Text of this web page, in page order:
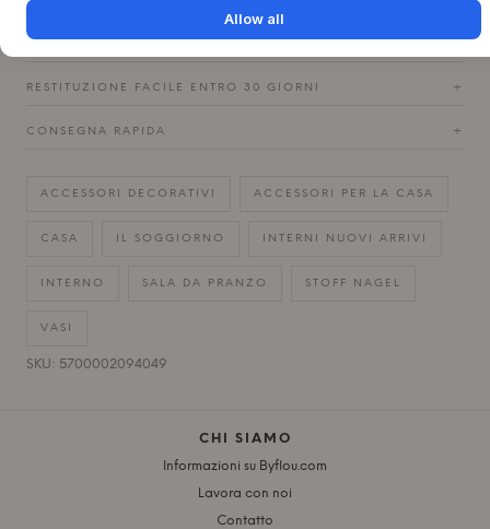
RESTITUZIONE FACILE ENTRO 30 GIORNI +
CONSEGNA RAPIDA +
ACCESSORI DECORATIVI ACCESSORI PER LA CASA
CASA IL SOGGIORNO INTERNI NUOVI ARRIVI
INTERNO SALA DA PRANZO STOFF NAGEL
VASI
SKU: 5700002094049
CHI SIAMO
Informazioni su Byflou.com
Lavora con noi
Contatto
Allow all